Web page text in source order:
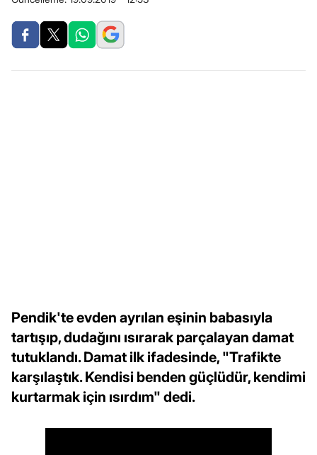
Pendik'te evden ayrılan eşinin babasıyla
tartışıp, dudağını ısırarak parçalayan damat
tutuklandı. Damat ilk ifadesinde, "Trafikte
karşılaştık. Kendisi benden güçlüdür, kendimi
kurtarmak için ısırdım" dedi.